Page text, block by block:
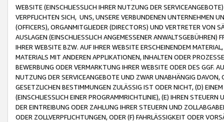
WEBSITE (EINSCHLIESSLICH IHRER NUTZUNG DER
VERPFLICHTEN SICH, UNS, UNSERE VERBUNDENEN UNTERNEHMEN
(OFFICERS), ORGANMITGLIEDER (DIRECTORS) UND VERTRETER VON
AUSLAGEN (EINSCHLIESSLICH ANGEMESSENER
IHRER WEBSITE BZW. AUF IHRER WEBSITE ERSCHEINENDEM
MATERIALS MIT ANDEREN APPLIKATIONEN, INHALTEN ODER
BEWERBUNG ODER VERMARKTUNG IHRER WEBSITE ODER DES GGF.
NUTZUNG DER SERVICEANGEBOTE UND ZWAR UNABHÄNGIG
GESETZLICHEN BESTIMMUNGEN ZULÄSSIG IST ODER NICHT, (D)
(EINSCHLIESSLICH EINER PROGRAMMRICHTLINIE), (E) IHREN
DER EINTREIBUNG ODER ZAHLUNG IHRER STEUERN UND
ODER ZOLLVERPFLICHTUNGEN, ODER (F) FAHRLÄSSIGKEIT ODER